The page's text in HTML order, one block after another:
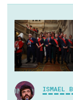
ISMAEL